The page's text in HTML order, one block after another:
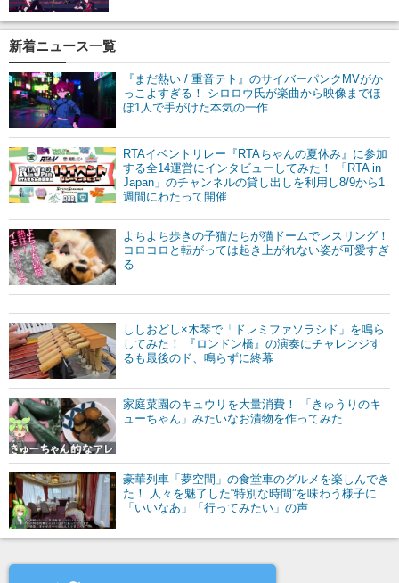
新着ニュース一覧
『まだ熱い / 重音テト』のサイバーパンクMVがか
っこよすぎる！ シロロウ氏が楽曲から映像までほ
ぼ1人で手がけた本気の一作
RTAイベントリレー『RTAちゃんの夏休み』に参加
する全14運営にインタビューしてみた！ 「RTA in
Japan」のチャンネルの貸し出しを利用し8/9から1
週間にわたって開催
よちよち歩きの子猫たちが猫ドームでレスリング！
コロコロと転がっては起き上がれない姿が可愛すぎ
る
ししおどし×木琴で「ドレミファソラシド」を鳴ら
してみた！ 『ロンドン橋』の演奏にチャレンジす
るも最後のド、鳴らずに終幕
家庭菜園のキュウリを大量消費！ 「きゅうりのキ
ューちゃん」みたいなお漬物を作ってみた
豪華列車「夢空間」の食堂車のグルメを楽しんでき
た！ 人々を魅了した“特別な時間”を味わう様子に
「いいなあ」「行ってみたい」の声